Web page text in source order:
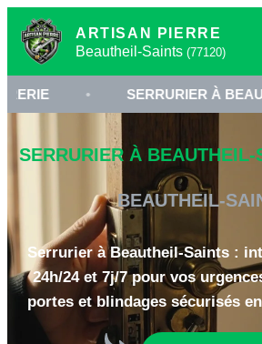
ARTISAN PIERRE
Beautheil-Saints (77120)
• SERRURIER À BEAUTHEIL-
SERRURIER À BEAUTHEIL-
BEAUTHEIL-
Serrurier à Beautheil-Saints :
24h/24 et 7j/7 pour vos
portes et blindages sécurisés